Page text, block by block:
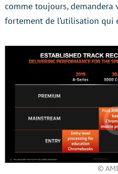
comme toujours, demandera
fortement de l’utilisation qui
©